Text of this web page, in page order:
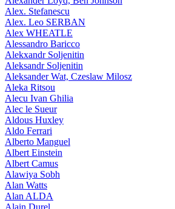
Alex. Stefanescu
Alex. Leo SERBAN
Alex WHEATLE
Alessandro Baricco
Alekxandr Soljenitin
Aleksandr Soljenitin
Aleksander Wat, Czeslaw Milosz
Aleka Ritsou
Alecu Ivan Ghilia
Alec le Sueur
Aldous Huxley
Aldo Ferrari
Alberto Manguel
Albert Einstein
Albert Camus
Alawiya Sobh
Alan Watts
Alan ALDA
Alain Durel